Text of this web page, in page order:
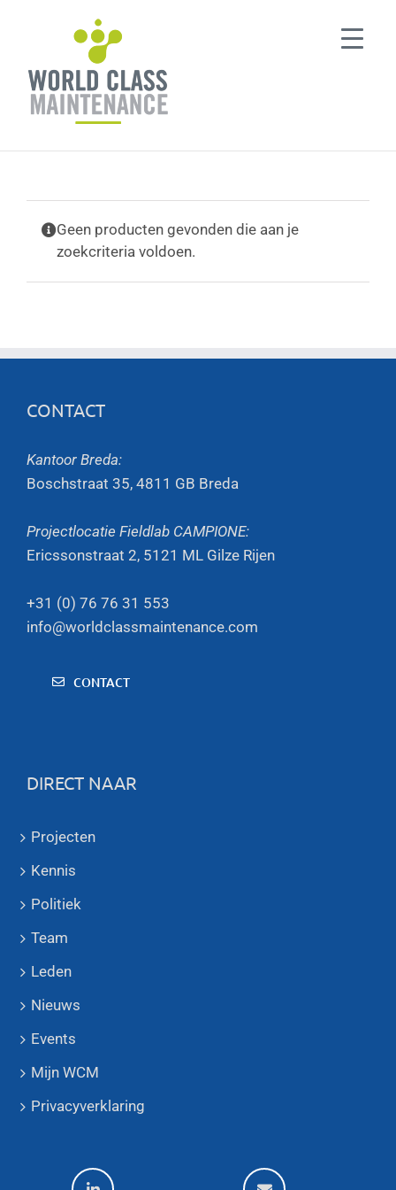
Geen producten gevonden die aan je
zoekcriteria voldoen.
CONTACT
Kantoor Breda:
Boschstraat 35, 4811 GB Breda
Projectlocatie Fieldlab CAMPIONE:
Ericssonstraat 2, 5121 ML Gilze Rijen
+31 (0) 76 76 31 553
info@worldclassmaintenance.com
CONTACT
DIRECT NAAR
Projecten
Kennis
Politiek
Team
Leden
Nieuws
Events
Mijn WCM
Privacyverklaring